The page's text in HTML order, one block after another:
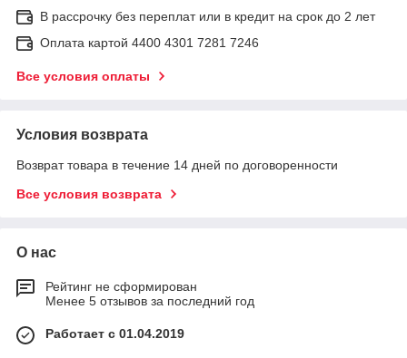
В рассрочку без переплат или в кредит на срок до 2 лет
Оплата картой 4400 4301 7281 7246
Все условия оплаты
Условия возврата
Возврат товара в течение 14 дней по договоренности
Все условия возврата
О нас
Рейтинг не сформирован
Менее 5 отзывов за последний год
Работает с 01.04.2019